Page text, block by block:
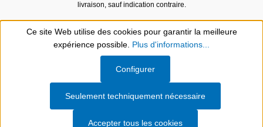
livraison, sauf indication contraire.
Ce site Web utilise des cookies pour garantir la meilleure
expérience possible. Plus d'informations...
Seulement techniquement nécessaire
Configurer
Accepter tous les cookies